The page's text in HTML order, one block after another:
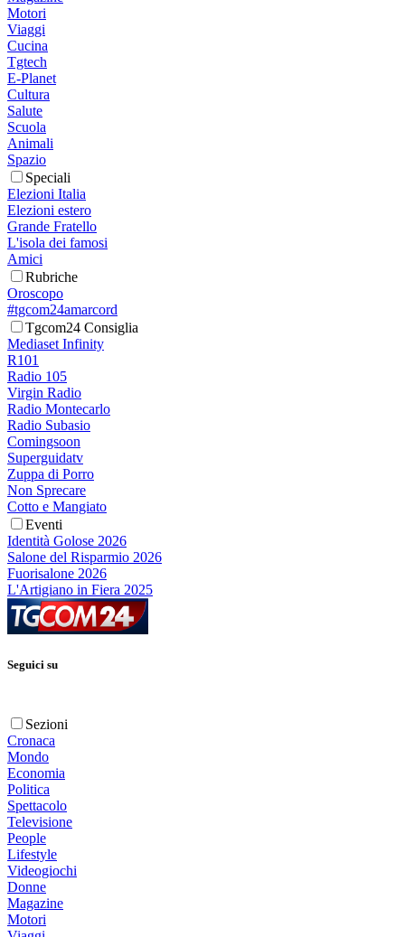
Motori
Viaggi
Cucina
Tgtech
E-Planet
Cultura
Salute
Scuola
Animali
Spazio
Speciali
Elezioni Italia
Elezioni estero
Grande Fratello
L'isola dei famosi
Amici
Rubriche
Oroscopo
#tgcom24amarcord
Tgcom24 Consiglia
Mediaset Infinity
R101
Radio 105
Virgin Radio
Radio Montecarlo
Radio Subasio
Comingsoon
Superguidatv
Zuppa di Porro
Non Sprecare
Cotto e Mangiato
Eventi
Identità Golose 2026
Salone del Risparmio 2026
Fuorisalone 2026
L'Artigiano in Fiera 2025
Seguici su
Sezioni
Cronaca
Mondo
Economia
Politica
Spettacolo
Televisione
People
Lifestyle
Videogiochi
Donne
Magazine
Motori